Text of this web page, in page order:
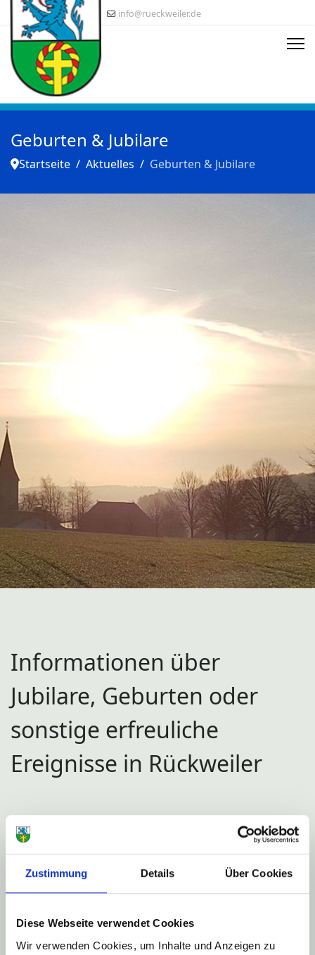
Zustimmung Details Über Cookies
Diese Webseite verwendet Cookies
Wir verwenden Cookies, um Inhalte und Anzeigen zu
info@rueckweiler.de
Geburten & Jubilare
Startseite Aktuelles Geburten & Jubilare
Informationen über
Jubilare, Geburten oder
sonstige erfreuliche
Ereignisse in Rückweiler